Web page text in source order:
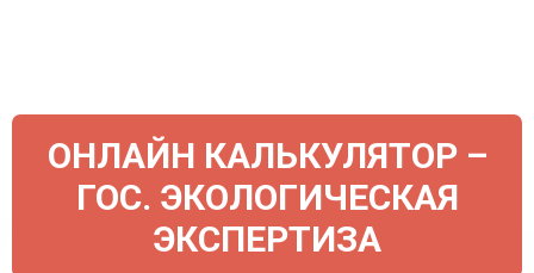
ОНЛАЙН КАЛЬКУЛЯТОР –
ГОС. ЭКОЛОГИЧЕСКАЯ
ЭКСПЕРТИЗА